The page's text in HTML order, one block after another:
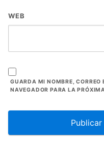
WEB
GUARDA MI NOMBRE, CORREO
NAVEGADOR PARA LA